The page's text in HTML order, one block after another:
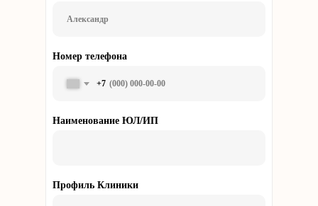
Номер телефона
+7
Наименование ЮЛ/ИП
Профиль Клиники